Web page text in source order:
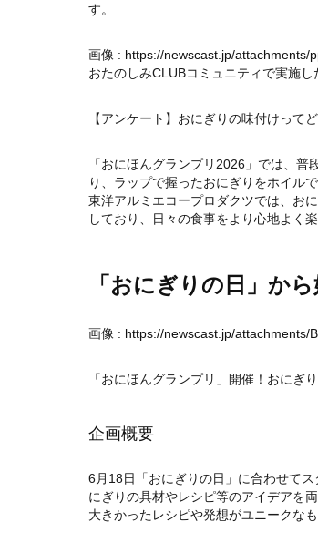
す。
画像 : https://newscast.jp/attachments/
おたのしみCLUBコミュニティで実施
【アンケート】おにぎりの味付けって
「おにほんグランプリ2026」では、
り、ラップで握ったおにぎりをホイル
東洋アルミエコープロダクツでは、お
しており、日々の食事をより心地よく
「おにぎりの日」か
画像 : https://newscast.jp/attachments/
「おにほんグランプリ」開催！おにぎ
企画概要
6月18日「おにぎりの日」に合わせて
にぎりの具材やレシピ等のアイデアを
大きかったレシピや発想がユニークな